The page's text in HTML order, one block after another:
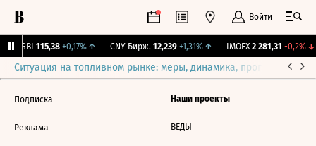
Войти
RGBI 115,38 +0,17%↑ CNY Бирж. 12,239 +1,31%↑ IMOEX 2 281,31 -0,2%↓
Ситуация на топливном рынке: меры, динамика, прогнозы
Подписка
Реклама
Наши проекты
ВЕДЫ